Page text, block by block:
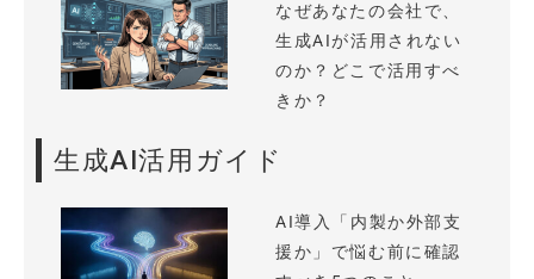
なぜあなたの会社で、
生成AIが活用されない
のか？どこで活用すべ
きか？
生成AI活用ガイド
AI導入「内製か外部支
援か」で悩む前に確認